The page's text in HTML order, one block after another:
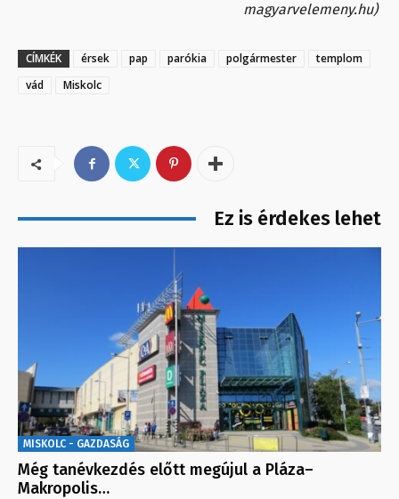
magyarvelemeny.hu)
CÍMKÉK érsek pap parókia polgármester
templom
vád
Miskolc
Ez is érdekes lehet
MISKOLC - GAZDASÁG
Még tanévkezdés előtt megújul a Pláza–
Makropolis…